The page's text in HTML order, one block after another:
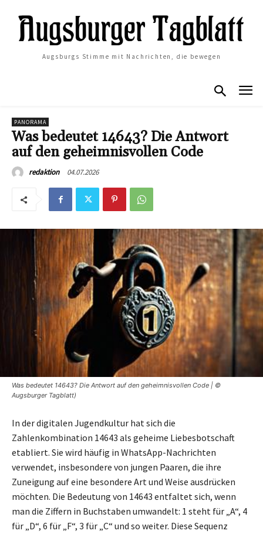
Augsburgs Stimme mit Nachrichten, die bewegen
PANORAMA
Was bedeutet 14643? Die Antwort
auf den geheimnisvollen Code
redaktion 04.07.2026
Was bedeutet 14643? Die Antwort auf den geheimnisvollen Code | ©
Augsburger Tagblatt)
In der digitalen Jugendkultur hat sich die
Zahlenkombination 14643 als geheime Liebesbotschaft
etabliert. Sie wird häufig in WhatsApp-Nachrichten
verwendet, insbesondere von jungen Paaren, die ihre
Zuneigung auf eine besondere Art und Weise ausdrücken
möchten. Die Bedeutung von 14643 entfaltet sich, wenn
man die Ziffern in Buchstaben umwandelt: 1 steht für „A“, 4
für „D“, 6 für „F“, 3 für „C“ und so weiter. Diese Sequenz